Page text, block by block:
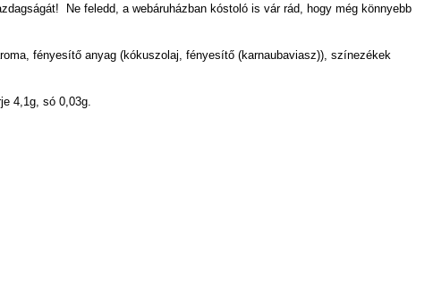
Ne feledd, a webáruházban kóstoló is vár rád, hogy még könnyebb
fényesítő anyag (kókuszolaj, fényesítő (karnaubaviasz)), színezékek
4,1g, só 0,03g.